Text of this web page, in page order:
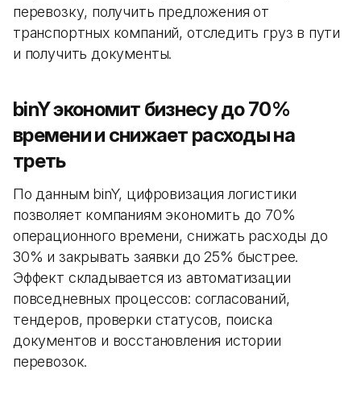
перевозку, получить предложения от
транспортных компаний, отследить груз в пути
и получить документы.
binY экономит бизнесу до 70%
времени и снижает расходы на
треть
По данным binY, цифровизация логистики
позволяет компаниям экономить до 70%
операционного времени, снижать расходы до
30% и закрывать заявки до 25% быстрее.
Эффект складывается из автоматизации
повседневных процессов: согласований,
тендеров, проверки статусов, поиска
документов и восстановления истории
перевозок.